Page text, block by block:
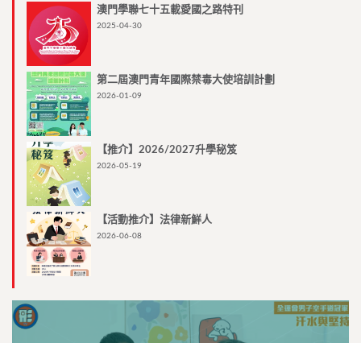
澳門學聯七十五載愛國之路特刊
2025-04-30
第二屆澳門青年國際禁毒大使培訓計劃
2026-01-09
【推介】2026/2027升學秘笈
2026-05-19
【活動推介】法律新鮮人
2026-06-08